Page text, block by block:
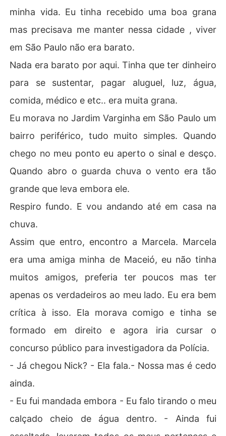
minha vida. Eu tinha recebido uma boa grana
mas precisava me manter nessa cidade , viver
em São Paulo não era barato.
Nada era barato por aqui. Tinha que ter dinheiro
para se sustentar, pagar aluguel, luz, água,
comida, médico e etc.. era muita grana.
Eu morava no Jardim Varginha em São Paulo um
bairro periférico, tudo muito simples. Quando
chego no meu ponto eu aperto o sinal e desço.
Quando abro o guarda chuva o vento era tão
grande que leva embora ele.
Respiro fundo. E vou andando até em casa na
chuva.
Assim que entro, encontro a Marcela. Marcela
era uma amiga minha de Maceió, eu não tinha
muitos amigos, preferia ter poucos mas ter
apenas os verdadeiros ao meu lado. Eu era bem
crítica à isso. Ela morava comigo e tinha se
formado em direito e agora iria cursar o
concurso público para investigadora da Polícia.
- Já chegou Nick? - Ela fala.- Nossa mas é cedo
ainda.
- Eu fui mandada embora - Eu falo tirando o meu
calçado cheio de água dentro. - Ainda fui